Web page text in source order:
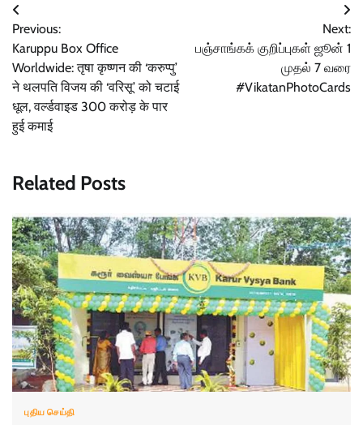
Post
navigation
Previous:
Karuppu Box Office
Worldwide: तृषा कृष्णन की ‘करुप्पु’
ने थलपति विजय की ‘वरिसू’ को चटाई
धूल, वर्ल्डवाइड 300 करोड़ के पार
हुई कमाई
Next:
பஞ்சாங்கக் குறிப்புகள் ஜூன் 1
முதல் 7 வரை
#VikatanPhotoCards
Related Posts
புதிய செய்தி